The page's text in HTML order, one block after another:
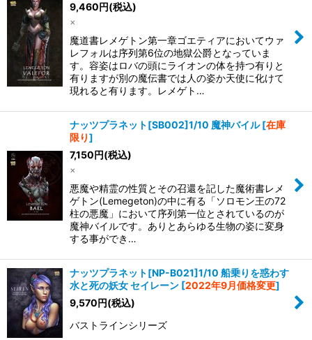
9,460円(税込)
×
魔道書レメゲトン第一章ゴエティアにおいてウァ
レフォルは序列第6位の地獄公爵となっていま
す。容姿はロバの頭にライオンの体を持つ有りと
有りますが別の魔伝書では人の姿か天使に化けて
現れると有ります。レメゲト…
ナッツプラネット[SB002]1/10 魔神バイル [在庫
限り]
7,150円(税込)
×
悪魔や精霊の性質とその召還を記した魔術書レメ
ゲトン(Lemegeton)の中に有る「ソロモン王の72
柱の悪魔」において序列第一位とされているのが
魔神バイルです。ありとあらゆる生物の姿に変身
する事ができ…
ナッツプラネット[NP-B021]1/10 船乗りを惑わす
水と死の妖女 セイレーン [2022年9月価格変更]
9,570円(税込)
バストラインシリーズ